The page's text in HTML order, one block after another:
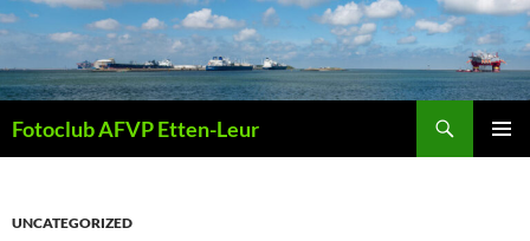
Ga
naar
de
inhoud
Fotoclub AFVP Etten-Leur
UNCATEGORIZED